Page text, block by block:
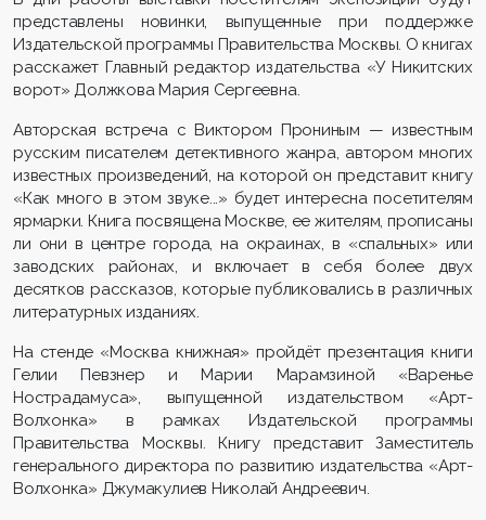
представлены новинки, выпущенные при поддержке
Издательской программы Правительства Москвы. О книгах
расскажет Главный редактор издательства «У Никитских
ворот» Должкова Мария Сергеевна.
Авторская встреча с Виктором Прониным — известным
русским писателем детективного жанра, автором многих
известных произведений, на которой он представит книгу
«Как много в этом звуке...» будет интересна посетителям
ярмарки. Книга посвящена Москве, ее жителям, прописаны
ли они в центре города, на окраинах, в «спальных» или
заводских районах, и включает в себя более двух
десятков рассказов, которые публиковались в различных
литературных изданиях.
На стенде «Москва книжная» пройдёт презентация книги
Гелии Певзнер и Марии Марамзиной «Варенье
Нострадамуса», выпущенной издательством «Арт-
Волхонка» в рамках Издательской программы
Правительства Москвы. Книгу представит Заместитель
генерального директора по развитию издательства «Арт-
Волхонка» Джумакулиев Николай Андреевич.